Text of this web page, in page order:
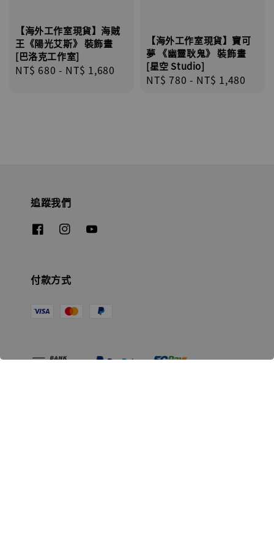
【海外工作室現貨】海賊
王《陽光艾斯》 裝飾畫
[巴洛克工作室]
Regular
NT$ 680 - NT$ 1,680
【海外工作室現貨】寶可
夢 《幽靈耿鬼》 裝飾畫
[星空 Studio]
Regular
NT$ 780 - NT$ 1,480
追蹤我們
付款方式